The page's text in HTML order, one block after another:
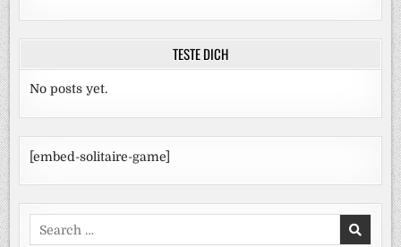
TESTE DICH
No posts yet.
[embed-solitaire-game]
Search
for: